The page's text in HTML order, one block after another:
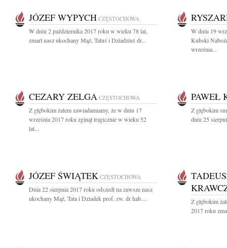
JÓZEF WYPYCH CZĘSTOCHOWA
W dniu 2 października 2017 roku w wieku 78 lat,
zmarł nasz ukochany Mąż, Tatuś i Dziadziuś dr...
W dniu 19
Kubski
września...
CEZARY ZELGA CZĘSTOCHOWA
Z głębokim żalem zawiadamiamy, że w dniu 17
września 2017 roku zginął tragicznie w wieku 52
lat...
PAWEŁ
Z głębokim
dniu 25
JÓZEF ŚWIĄTEK CZĘSTOCHOWA
Dnia 22 sierpnia 2017 roku odszedł na zawsze nasz
ukochany Mąż, Tata i Dziadek prof. zw. dr hab....
Z głębokim
2017 roku